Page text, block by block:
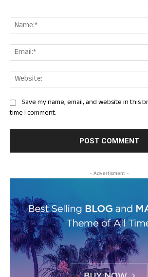
Save my name, email, and website in this
time I comment.
- Advertisment -